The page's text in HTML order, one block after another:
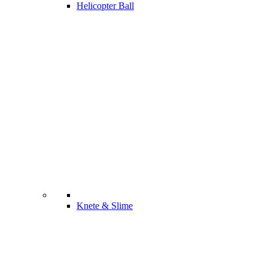
Helicopter Ball
Knete & Slime